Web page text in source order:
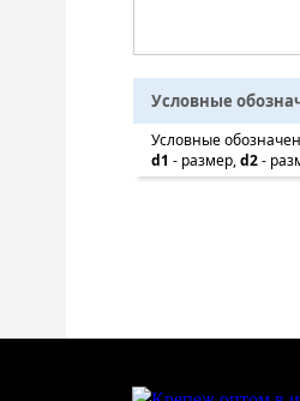
Условные
Условные
d1 - размер,d2-